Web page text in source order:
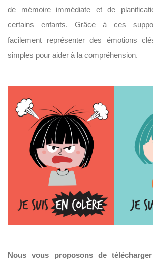
de mémoire immédiate et de
certains enfants. Grâce à ces
facilement représenter des émotions
simples pour aider à la compréhension.
Nous vous proposons de